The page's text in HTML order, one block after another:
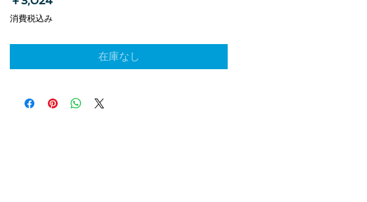
消費税込み
在庫なし